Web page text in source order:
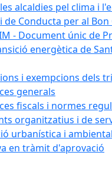
alcaldies pel clima i
de Conducta per al Bon
- Document únic de
energètica de
i exempcions dels
generals
fiscals i normes
organitzatius i de
urbanística i ambiental
en tràmit d'aprovació